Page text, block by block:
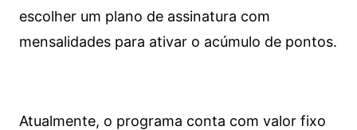
escolher um plano de assinatura com
mensalidades para ativar o acúmulo de pontos.
Atualmente, o programa conta com valor fixo